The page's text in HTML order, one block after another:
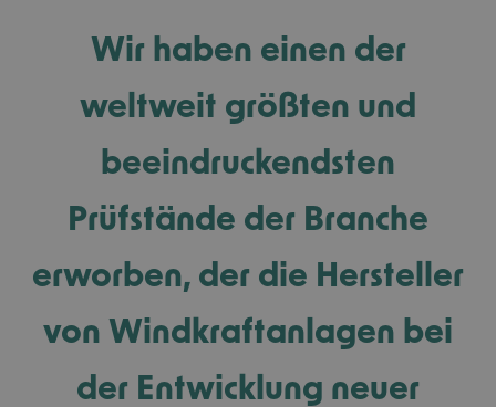
Wir haben einen der
weltweit größten und
beeindruckendsten
Prüfstände der Branche
erworben, der die Hersteller
von Windkraftanlagen bei
der Entwicklung neuer